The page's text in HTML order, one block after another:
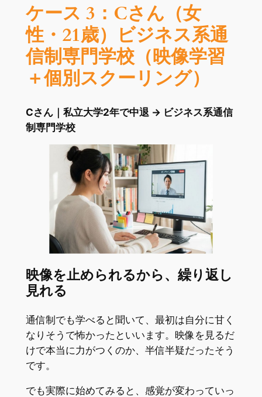
ケース 3：Cさん（女
性・21歳）ビジネス系通
信制専門学校（映像学習
＋個別スクーリング）
Cさん｜私立大学2年で中退 → ビジネス系通信
制専門学校
映像を止められるから、繰り返し
見れる
通信制でも学べると聞いて、最初は自分に甘く
なりそうで怖かったといいます。映像を見るだ
けで本当に力がつくのか、半信半疑だったそう
です。
でも実際に始めてみると、感覚が変わっていっ